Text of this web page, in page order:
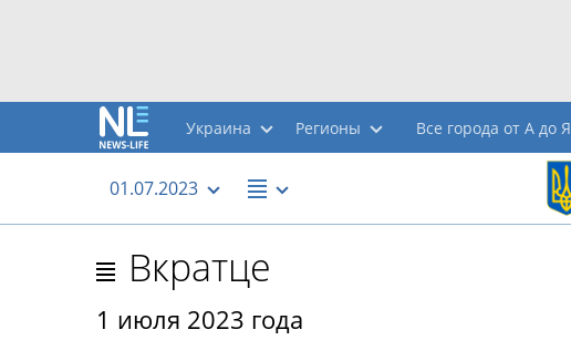
Украина Регионы Все города от А до Я
01.07.2023
Вкратце
1 июля 2023 года